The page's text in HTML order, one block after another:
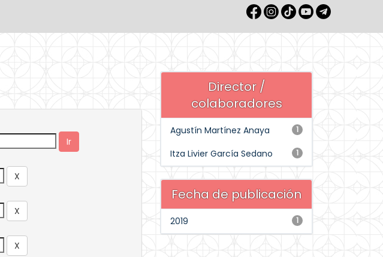
Director /
colaboradores
1
Agustín Martínez Anaya
1
Itza Livier García Sedano
Fecha de publicación
1
2019